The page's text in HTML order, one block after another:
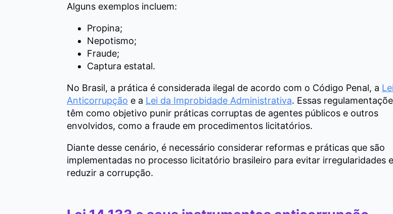
Alguns exemplos incluem:
Propina;
Nepotismo;
Fraude;
Captura estatal.
No Brasil, a prática é considerada ilegal de acordo com o Código Penal, a Lei
Anticorrupção e a Lei da Improbidade Administrativa. Essas
têm como objetivo punir práticas corruptas de agentes públicos e outros
envolvidos, como a fraude em procedimentos licitatórios.
Diante desse cenário, é necessário considerar reformas e práticas que são
implementadas no processo licitatório brasileiro para evitar irregularidades e
reduzir a corrupção.